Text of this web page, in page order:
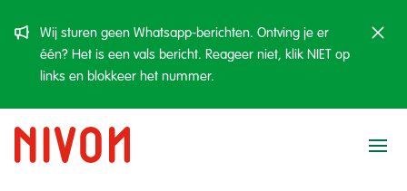
Wij sturen geen Whatsapp-berichten. Ontving je er
één? Het is een vals bericht. Reageer niet, klik NIET op
links en blokkeer het nummer.